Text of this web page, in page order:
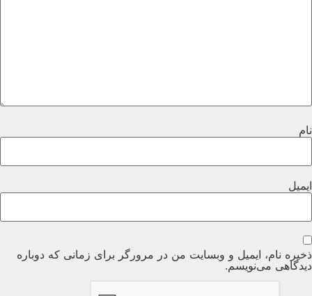
نام
ایمیل
ذخیره نام، ایمیل و وبسایت من در مرورگر برای زمانی که دوباره
دیدگاهی می‌نویسم.